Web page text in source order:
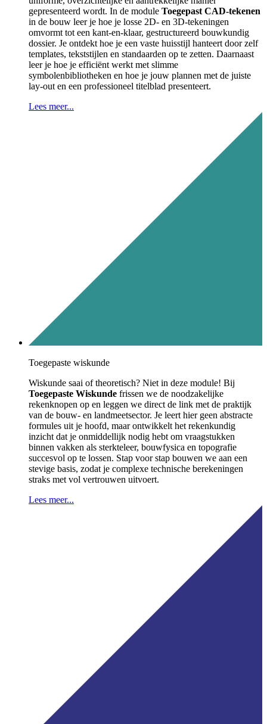
gepresenteerd wordt. In de module Toegepast CAD-tekenen
in de bouw leer je hoe je losse 2D- en 3D-tekeningen
omvormt tot een kant-en-klaar, gestructureerd bouwkundig
dossier. Je ontdekt hoe je een vaste huisstijl hanteert door zelf
templates, tekststijlen en standaarden op te zetten. Daarnaast
leer je hoe je efficiënt werkt met slimme
symbolenbibliotheken en hoe je jouw plannen met de juiste
lay-out en een professioneel titelblad presenteert.
Lees meer...
Toegepaste wiskunde
Wiskunde saai of theoretisch? Niet in deze module! Bij
Toegepaste Wiskunde frissen we de noodzakelijke
rekenknopen op en leggen we direct de link met de praktijk
van de bouw- en landmeetsector. Je leert hier geen abstracte
formules uit je hoofd, maar ontwikkelt het rekenkundig
inzicht dat je onmiddellijk nodig hebt om vraagstukken
binnen vakken als sterkteleer, bouwfysica en topografie
succesvol op te lossen. Stap voor stap bouwen we aan een
stevige basis, zodat je complexe technische berekeningen
straks met vol vertrouwen uitvoert.
Lees meer...